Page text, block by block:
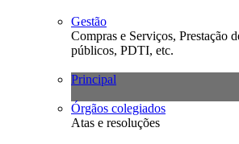
Gestão
Compras e Serviços, Prestação
públicos, PDTI, etc.
Principal
Órgãos colegiados
Atas e resoluções